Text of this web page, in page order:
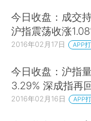
今日收盘：成交
沪指震荡收涨
2016年02月17日 APP
今日收盘：沪指
3.29% 深成指再
2016年02月16日 APP